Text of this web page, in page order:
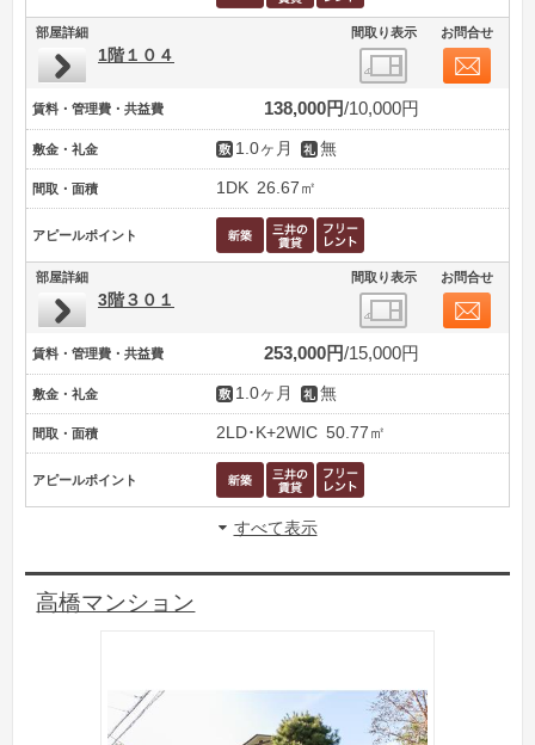
部屋詳細 間取り表示 お問合せ
1階１０４
賃料・管理費・共益費 138,000円 10,000円
敷金・礼金 1.0ヶ月 無
間取・面積 1DK 26.67㎡
アピールポイント
部屋詳細 間取り表示 お問合せ
3階３０１
賃料・管理費・共益費 253,000円 15,000円
敷金・礼金 1.0ヶ月 無
間取・面積 2LD･K+2WIC 50.77㎡
アピールポイント
すべて表示
高橋マンション